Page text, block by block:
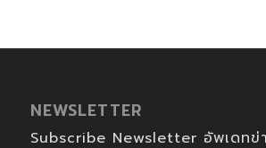
NEWSLETTER
Subscribe Newsletter อัพเดทข่